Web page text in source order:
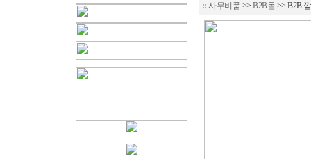
:: 사무비품 >>B2B몰 >> B2B